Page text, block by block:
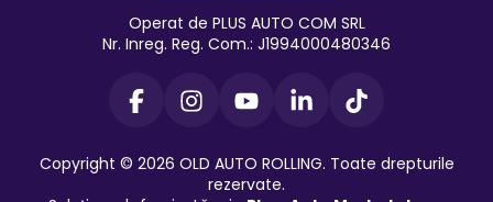
Operat de PLUS AUTO COM SRL
Nr. Inreg. Reg. Com.: J1994000480346
Copyright © 2026 OLD AUTO ROLLING. Toate drepturile
rezervate.